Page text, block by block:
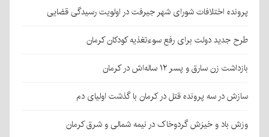
پرونده اختلافات شورای شهر جیرفت در اولویت رسیدگی قضایی
طرح جدید دولت برای رفع سوءتغذیه کودکان کرمان
بازداشت زن سارق و پسر ۱۲ ساله‌اش در کرمان
سازش در سه پرونده قتل در کرمان با گذشت اولیای دم
وزش باد و خیزش گردوخاک در نیمه شمالی و شرق کرمان